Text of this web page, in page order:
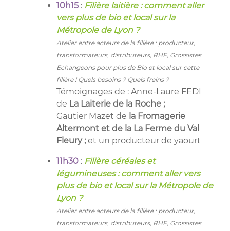
10h15 : Filière laitière : comment aller
vers plus de bio et local sur la
Métropole de Lyon ?
Atelier entre acteurs de la filière : producteur,
transformateurs, distributeurs, RHF, Grossistes.
Echangeons pour plus de Bio et local sur cette
filière ! Quels besoins ? Quels freins ?
Témoignages de : Anne-Laure FEDI
de La Laiterie de la Roche ;
Gautier Mazet de la Fromagerie
Altermont et de la La Ferme du Val
Fleury ;et un producteur de yaourt
11h30 : Filière céréales et
légumineuses : comment aller vers
plus de bio et local sur la Métropole de
Lyon ?
Atelier entre acteurs de la filière : producteur,
transformateurs, distributeurs, RHF, Grossistes.